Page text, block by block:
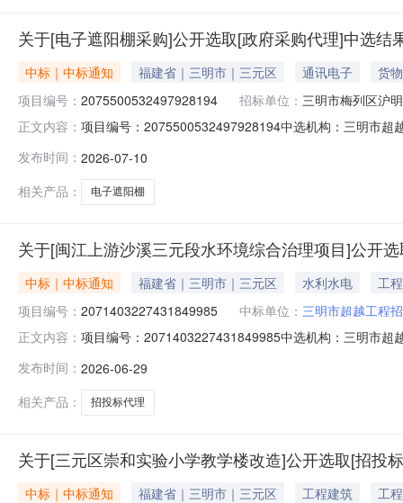
关于[电子遮阳棚采购]公开选取[政府采购代理]中选结
中标｜中标通知 福建省｜三明市｜三元区 通讯电子
货物
项目编号： 2075500532497928194 招标单位： 三明市梅列区沪
正文内容： 项目编号：2075500532497928194中选机构：三明市超
购项目，本项目采购金额约46万左右，负责政府采购代
发布时间： 2026-07-10
相关产品：
电子遮阳棚
关于[闽江上游沙溪三元段水环境综合治理项目]公开
中标｜中标通知 福建省｜三明市｜三元区 水利水电
工程
项目编号： 2071403227431849985 中标单位： 三明市超越工程
正文内容： 项目编号：2071403227431849985中选机构：三明市超
价（元）：10488.0采购内容说明：闽江上游沙溪三元段
发布时间： 2026-06-29
相关产品：
招投标代理
关于[三元区崇和实验小学教学楼改造]公开选取[招投
中标｜中标通知 福建省｜三明市｜三元区 工程建筑
工程